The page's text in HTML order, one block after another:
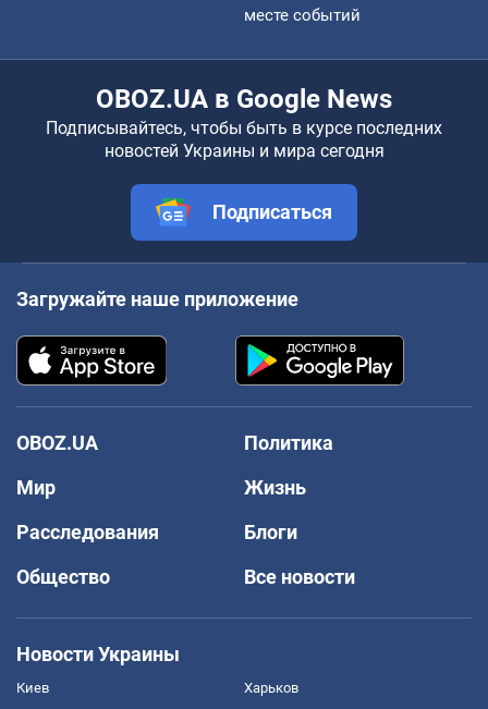
месте событий
OBOZ.UA в Google News
Подписывайтесь, чтобы быть в курсе последних
новостей Украины и мира сегодня
Подписаться
Загружайте наше приложение
OBOZ.UA
Политика
Мир
Жизнь
Расследования
Блоги
Общество
Все новости
Новости Украины
Киев Харьков